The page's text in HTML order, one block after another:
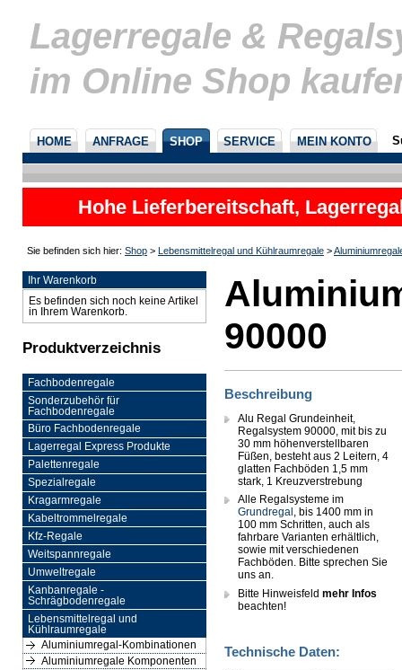
Lagerregale &
im Online Shop
HOME ANFRAGE SHOP SERVICE MEIN KONTO
Hohe Lieferbereitschaft,
nicht
Sie befinden sich hier: Shop > Lebensmittelregal und Kühlraumregale >
Ihr Warenkorb
Es befinden sich noch keine Artikel
in Ihrem Warenkorb.
Produktverzeichnis
Fachbodenregale
Sonderzubehör für
Fachbodenregale
Büro Fachbodenregale
Lagerregal Express Produkte
Palettenregale
Spezialregale
Kragarmregale
Kabeltrommelregale
Kfz-Regale
Weitspannregale
Umweltregale
Kanbanregale -
Schrägbodenregale
Lebensmittelregal und
Kühlraumregale
Aluminiumregal-Kombinationen
Aluminiumregale Komponenten
90000
Beschreibung
Alu Regal Grundeinheit,
Regalsystem 90000, mit bis zu
30 mm höhenverstellbaren
Füßen, besteht aus 2 Leitern, 4
glatten Fachböden 1,5 mm
stark, 1 Kreuzverstrebung
Alle Regalsysteme im
Grundregal , bis 1400 mm in
100 mm Schritten, auch als
fahrbare Varianten erhältlich,
sowie mit verschiedenen
Fachböden. Bitte sprechen Sie
uns an.
Bitte Hinweisfeld mehr Infos
beachten!
Technische Daten: